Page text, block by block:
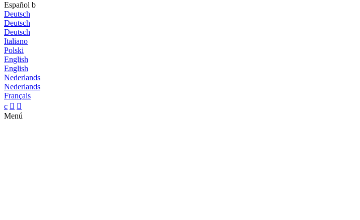
Español b
Deutsch
Deutsch
Deutsch
Italiano
Polski
English
English
Nederlands
Nederlands
Français
c  
Menú